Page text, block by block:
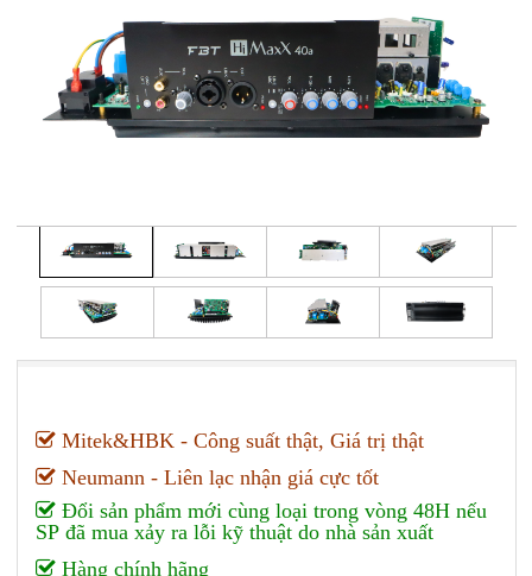
Mitek&HBK - Công suất thật, Giá trị thật
Neumann - Liên lạc nhận giá cực tốt
Đổi sản phẩm mới cùng loại trong vòng 48H nếu
SP đã mua xảy ra lỗi kỹ thuật do nhà sản xuất
Hàng chính hãng